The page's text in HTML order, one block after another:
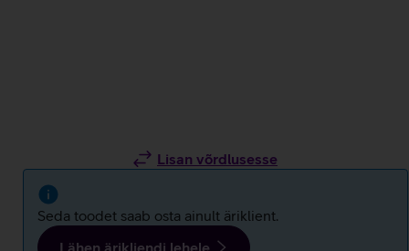
Lisan võrdlusesse
Seda toodet saab osta ainult äriklient.
Lähen ärikliendi lehele